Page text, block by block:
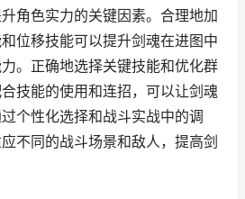
角色实力的关键因素。合理地加
位移技能可以提升剑魂在进图中
。正确地选择关键技能和优化群
技能的使用和连招，可以让剑魂
个性化选择和战斗实战中的调
不同的战斗场景和敌人，提高剑